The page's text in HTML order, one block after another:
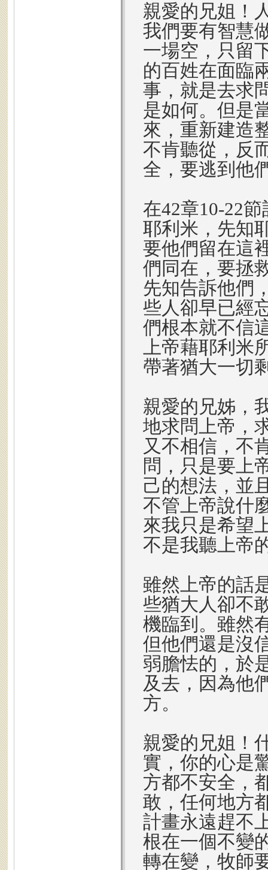
親愛的兄姐！
我們要有智慧
一場空，只留
的百姓在面臨
事，就是去求
是如何。但是
來，重新建造
不肯聽從，反
全，要逃到他
在42章10-22
耶利米，先知
要他們留在這
們同在，要拯
先知告訴他們
些人卻早已經
們根本就不信
上帝藉耶利米
帶著猶大一切
親愛的兄姊，
地求問上帝，
又不相信，不
問，只是要上
己的想法，並
不管上帝說什
來我只是希望
不是我聽上帝
雖然上帝的話
些猶大人卻不
機臨到。雖然
但他們還是沒
弱膽怯的，於
及去，因為他
方。
親愛的兄姐！
實，你的心是
方都不安全，
敢，任何地方
計畫永遠趕不
根在一個不變
轉在變，牧師